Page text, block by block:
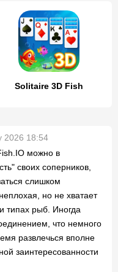
Solitaire 3D Fish
2026 18:54
можно в
своих соперников,
слишком
но не хватает
типах рыб. Иногда
что немного
развлечься вполне
заинтересованности